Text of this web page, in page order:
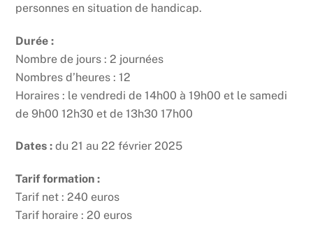
personnes en situation de handicap.
Durée :
Nombre de jours : 2 journées
Nombres d’heures : 12
Horaires : le vendredi de 14h00 à 19h00 et le samedi
de 9h00 12h30 et de 13h30 17h00
Dates : du 21 au 22 février 2025
Tarif formation :
Tarif net : 240 euros
Tarif horaire : 20 euros